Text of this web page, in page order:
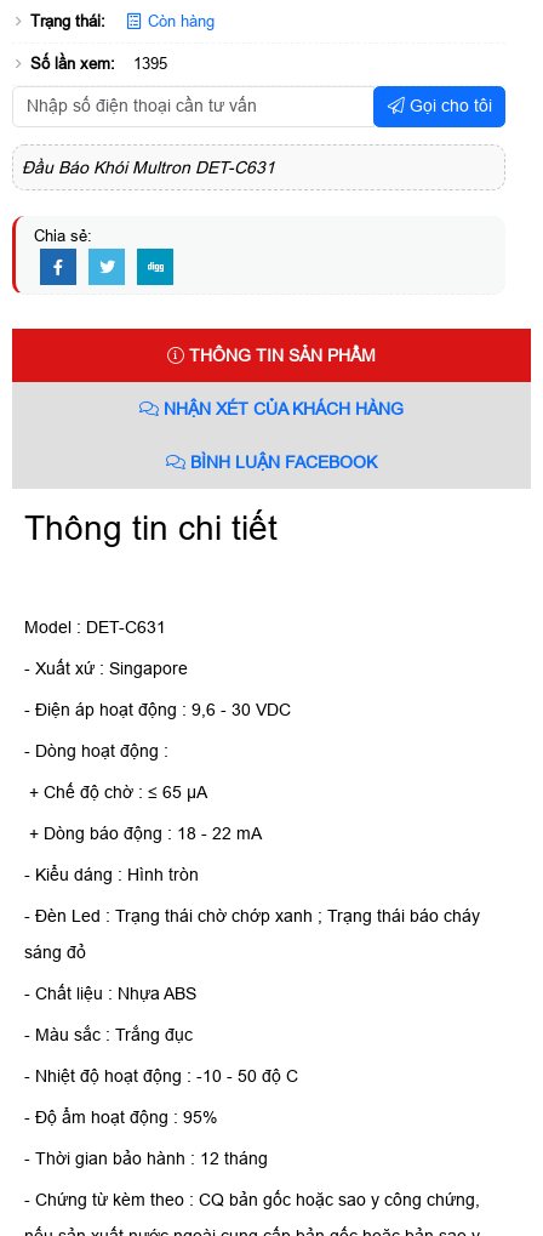
Trạng thái: Còn hàng
Số lần xem: 1395
Gọi cho tôi
Đầu Báo Khói Multron DET-C631
Chia sẻ:
THÔNG TIN SẢN PHẨM
NHẬN XÉT CỦA KHÁCH HÀNG
BÌNH LUẬN FACEBOOK
Thông tin chi tiết
Model : DET-C631
- Xuất xứ : Singapore
- Điện áp hoạt động : 9,6 - 30 VDC
- Dòng hoạt động :
+ Chế độ chờ : ≤ 65 µA
+ Dòng báo động : 18 - 22 mA
- Kiểu dáng : Hình tròn
- Đèn Led : Trạng thái chờ chớp xanh ; Trạng thái báo cháy
sáng đỏ
- Chất liệu : Nhựa ABS
- Màu sắc : Trắng đục
- Nhiệt độ hoạt động : -10 - 50 độ C
- Độ ẩm hoạt động : 95%
- Thời gian bảo hành : 12 tháng
- Chứng từ kèm theo : CQ bản gốc hoặc sao y công chứng,